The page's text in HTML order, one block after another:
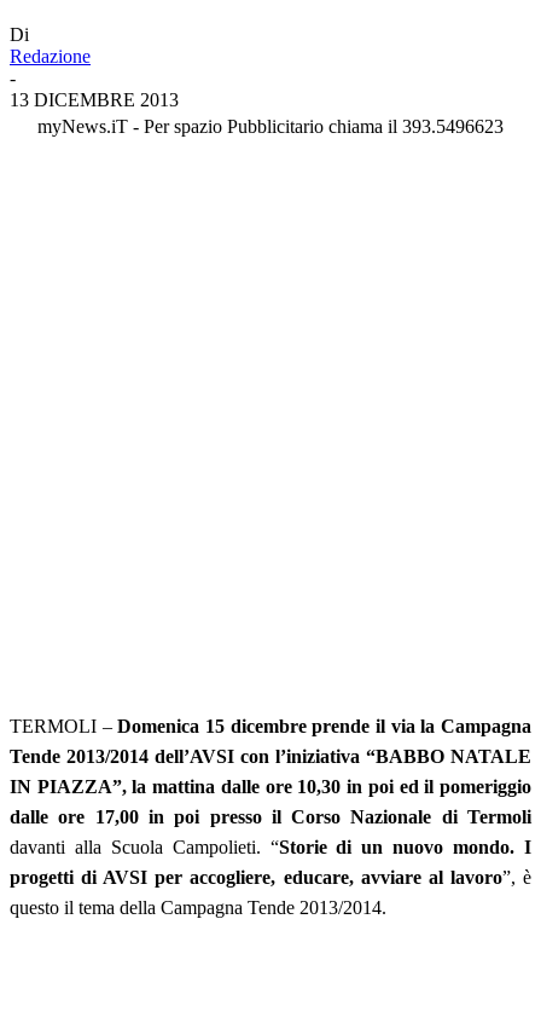
Di
Redazione
-
13 DICEMBRE 2013
myNews.iT - Per spazio Pubblicitario chiama il 393.5496623
TERMOLI –Domenica 15 dicembre prende il via la Campagna
Tende 2013/2014 dell’AVSI con l’iniziativa “BABBO NATALE
IN PIAZZA”, la mattina dalle ore 10,30 in poi ed il pomeriggio
dalle ore 17,00 in poi presso il Corso Nazionale di Termoli
davanti alla Scuola Campolieti. “Storie di un nuovo mondo. I
progetti di AVSI per accogliere, educare, avviare al lavoro”, è
questo il tema della Campagna Tende 2013/2014.